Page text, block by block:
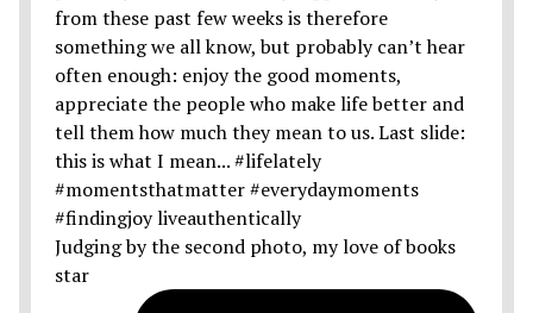
Judging by the second photo, my love of books
star